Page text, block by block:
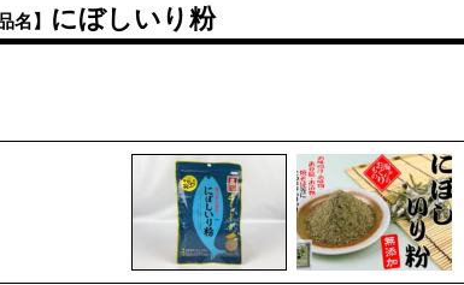
名】 にぼしいり粉